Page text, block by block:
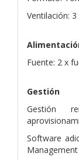
Ventilación:
Fuente: 2 x
Gestión
Gestión
Software
Management